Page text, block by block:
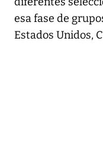
esa fase de
Estados Unidos,